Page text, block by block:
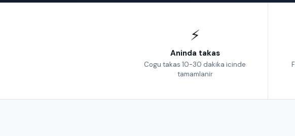
⚡
Aninda takas
Cogu takas 10-30 dakika icinde
tamamlanir